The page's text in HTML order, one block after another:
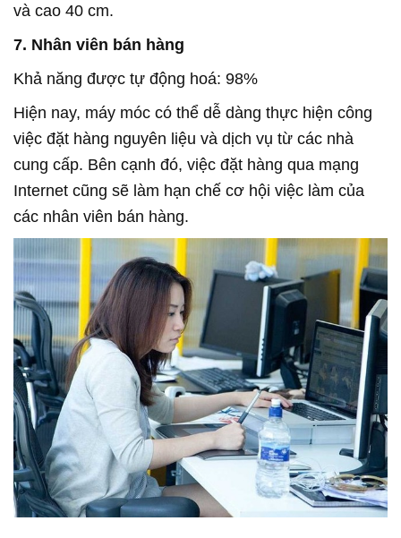
và cao 40 cm.
7. Nhân viên bán hàng
Khả năng được tự động hoá: 98%
Hiện nay, máy móc có thể dễ dàng thực hiện công
việc đặt hàng nguyên liệu và dịch vụ từ các nhà
cung cấp. Bên cạnh đó, việc đặt hàng qua mạng
Internet cũng sẽ làm hạn chế cơ hội việc làm của
các nhân viên bán hàng.